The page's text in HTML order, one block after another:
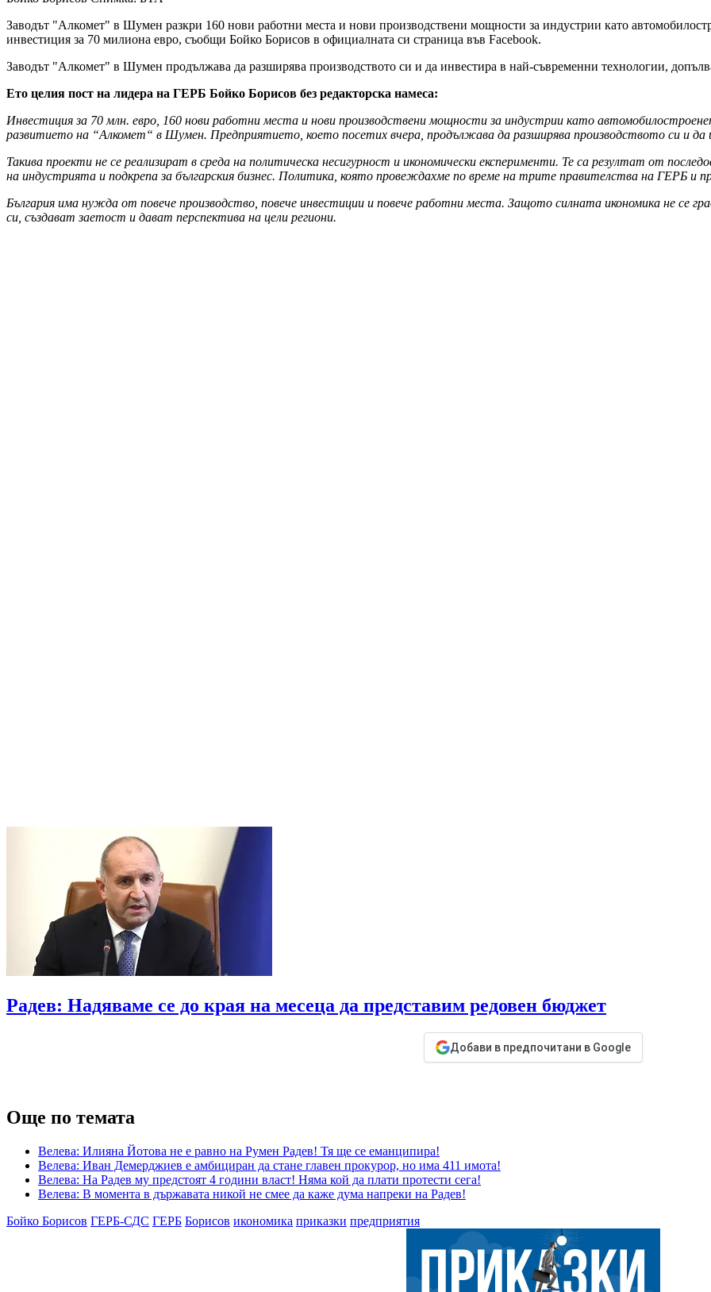
Заводът "Алкомет" в Шумен разкри 160 нови работни места и нови производствени мощности за индустрии като
инвестиция за 70 милиона евро, съобщи Бойко Борисов в официалната си страница във Facebook.
Заводът "Алкомет" в Шумен продължава да разширява производството си и да инвестира в най-съвременни технологии,
Ето целия пост на лидера на ГЕРБ Бойко Борисов без редакторска намеса:
Инвестиция за 70 млн. евро, 160 нови работни места и нови производствени мощности за индустрии като
развитието на “Алкомет“ в Шумен. Предприятието, което посетих вчера, продължава да разширява производството си и да
Такива проекти не се реализират в среда на политическа несигурност и икономически експерименти. Те са резултат от
на индустрията и подкрепа за българския бизнес. Политика, която провеждахме по време на трите правителства на ГЕРБ и
България има нужда от повече производство, повече инвестиции и повече работни места. Защото силната икономика не се
си, създават заетост и дават перспектива на цели региони.
Радев: Надяваме се до края на месеца да представим редовен бюджет
Добави в предпочитани в Google
Още по темата
Велева: Илияна Йотова не е равно на Румен Радев! Тя ще се еманципира!
Велева: Иван Демерджиев е амбициран да стане главен прокурор, но има 411 имота!
Велева: На Радев му предстоят 4 години власт! Няма кой да плати протести сега!
Велева: В момента в държавата никой не смее да каже дума напреки на Радев!
Бойко Борисов ГЕРБ-СДС ГЕРБ Борисов икономика приказки предприятия